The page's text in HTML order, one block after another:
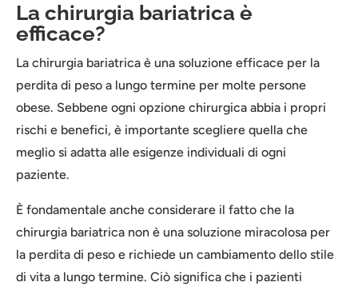
La chirurgia bariatrica è
efficace?
La chirurgia bariatrica è una soluzione efficace per la
perdita di peso a lungo termine per molte persone
obese. Sebbene ogni opzione chirurgica abbia i propri
rischi e benefici, è importante scegliere quella che
meglio si adatta alle esigenze individuali di ogni
paziente.
È fondamentale anche considerare il fatto che la
chirurgia bariatrica non è una soluzione miracolosa per
la perdita di peso e richiede un cambiamento dello stile
di vita a lungo termine. Ciò significa che i pazienti